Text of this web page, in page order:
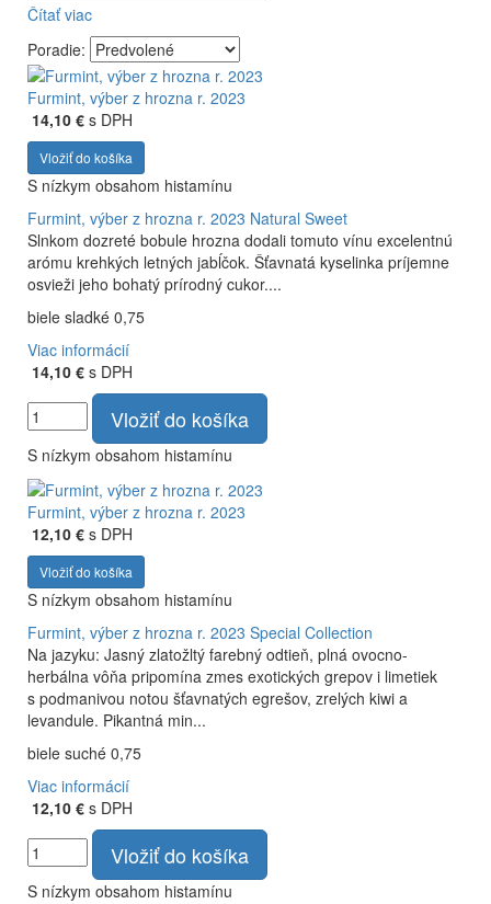
Firma Ostrožovič je najstaršou privátnou firmou na
slovenskom Tokaji.
Vyrábame kvalitné odrodové a výberové vína. Ako prví sme
priniesli na slovenský trh sólo spracované vína z tokajských
odrôd Furmint, Lipovina a Muškát žltý reduktívnou
technológiou. Hrozno spracúvame najmodernejšími
technológiami, vrátane riadenej fermentácie.
Čítať viac
Poradie:
Furmint, výber z hrozna r. 2023
14,10 € s DPH
Vložiť do košíka
S nízkym obsahom histamínu
Furmint, výber z hrozna r. 2023 Natural Sweet
Slnkom dozreté bobule hrozna dodali tomuto vínu excelentnú
arómu krehkých letných jabĺčok. Šťavnatá kyselinka príjemne
osvieži jeho bohatý prírodný cukor....
biele sladké 0,75
Viac informácií
14,10 € s DPH
Vložiť do košíka
S nízkym obsahom histamínu
Furmint, výber z hrozna r. 2023
12,10 € s DPH
Vložiť do košíka
S nízkym obsahom histamínu
Furmint, výber z hrozna r. 2023 Special Collection
Na jazyku: Jasný zlatožltý farebný odtieň, plná ovocno-
herbálna vôňa pripomína zmes exotických grepov i limetiek
s podmanivou notou šťavnatých egrešov, zrelých kiwi a
levandule. Pikantná min...
biele suché 0,75
Viac informácií
12,10 € s DPH
Vložiť do košíka
S nízkym obsahom histamínu